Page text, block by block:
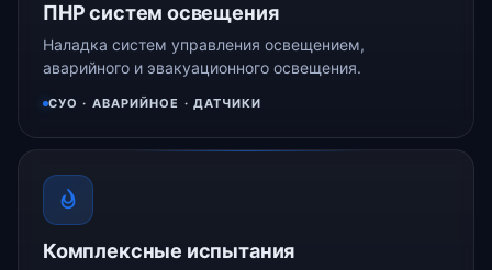
ПНР систем освещения
Наладка систем управления освещением,
аварийного и эвакуационного освещения.
СУО · АВАРИЙНОЕ · ДАТЧИКИ
Комплексные испытания